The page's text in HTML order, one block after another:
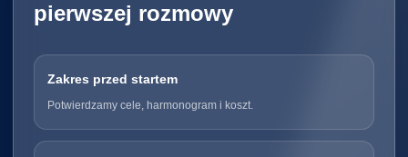
pierwszej rozmowy
Zakres przed startem
Potwierdzamy cele, harmonogram i koszt.